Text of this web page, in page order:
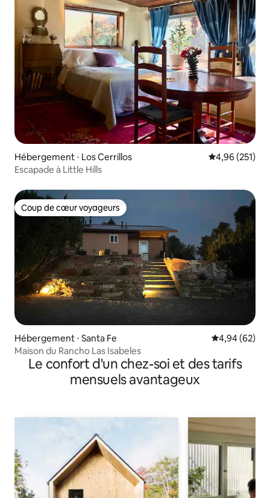
Hébergement ⋅ Los Cerrillos Évaluation
4,96 (251)
Escapade à Little Hills
Coup de cœur voyageurs
Coup de cœur voyageurs
Hébergement ⋅ Santa Fe Évaluation
4,94 (62)
Maison du Rancho Las Isabeles
Le confort d'un chez-soi et des tarifs
mensuels avantageux